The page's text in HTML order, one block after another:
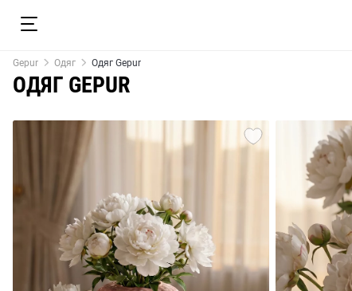
Gepur Одяг Одяг Gepur
ОДЯГ GEPUR